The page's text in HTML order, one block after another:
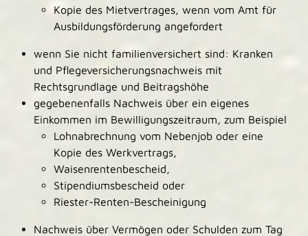
Kopie des Mietvertrages, wenn vom Amt für
Ausbildungsförderung angefordert
wenn Sie nicht familienversichert sind: Kranken
und Pflegeversicherungsnachweis mit
Rechtsgrundlage und Beitragshöhe
gegebenenfalls Nachweis über ein eigenes
Einkommen im Bewilligungszeitraum, zum Beispiel
Lohnabrechnung vom Nebenjob oder eine
Kopie des Werkvertrags,
Waisenrentenbescheid,
Stipendiumsbescheid oder
Riester-Renten-Bescheinigung
Nachweis über Vermögen oder Schulden zum Tag